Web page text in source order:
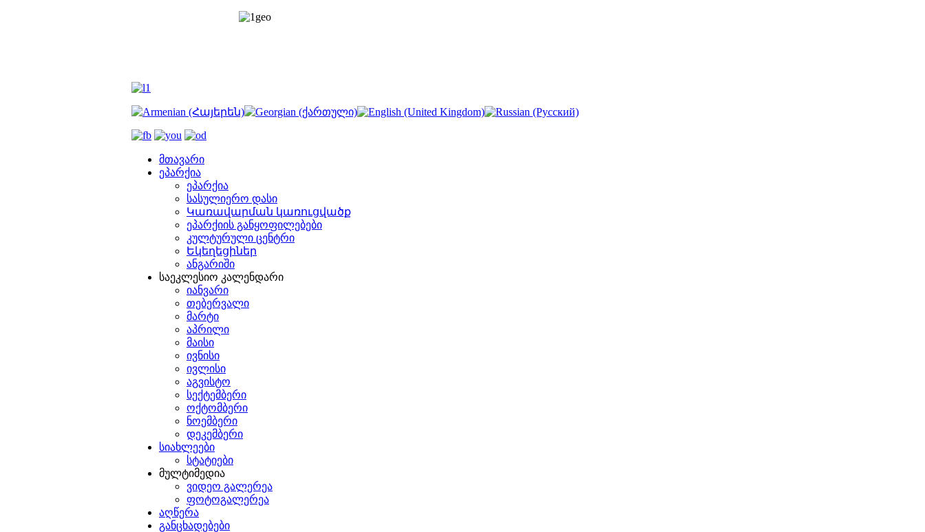
მთავარი
ეპარქია
ეპარქია
სასულიერო დასი
Կառավարման կառուցվածք
ეპარქიის განყოფილებები
კულტურული ცენტრი
Եկեղեցիներ
ანგარიში
საეკლესიო კალენდარი
იანვარი
თებერვალი
მარტი
აპრილი
მაისი
ივნისი
ივლისი
აგვისტო
სექტემბერი
ოქტომბერი
ნოემბერი
დეკემბერი
სიახლეები
სტატიები
მულტიმედია
ვიდეო გალერეა
ფოტოგალერეა
აღწერა
განცხადებები